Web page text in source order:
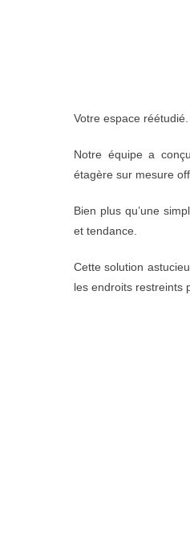
Votre espace réétudié.
Notre équipe a
étagère sur mesure
Bien plus qu’une
et tendance.
Cette solution
les endroits restreints